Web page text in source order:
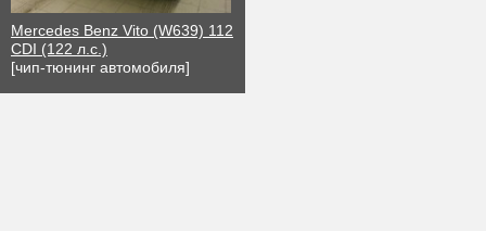
Mercedes Benz Vito (W639) 112
CDI (122 л.с.)
[чип-тюнинг автомобиля]